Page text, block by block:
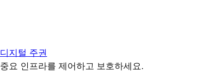
디지털 주권
중요 인프라를 제어하고 보호하세요.